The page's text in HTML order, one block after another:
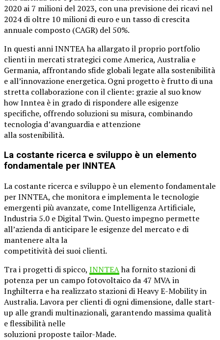
2020 ai 7 milioni del 2023, con una previsione dei ricavi nel
2024 di oltre 10 milioni di euro e un tasso di crescita
annuale composto (CAGR) del 50%.
In questi anni INNTEA ha allargato il proprio portfolio
clienti in mercati strategici come America, Australia e
Germania, affrontando sfide globali legate alla sostenibilità
e all’innovazione energetica. Ogni progetto è frutto di una
stretta collaborazione con il cliente: grazie al suo know
how Inntea è in grado di rispondere alle esigenze
specifiche, offrendo soluzioni su misura, combinando
tecnologia d’avanguardia e attenzione
alla sostenibilità.
La costante ricerca e sviluppo è un elemento
fondamentale per INNTEA
La costante ricerca e sviluppo è un elemento fondamentale
per INNTEA, che monitora e implementa le tecnologie
emergenti più avanzate, come Intelligenza Artificiale,
Industria 5.0 e Digital Twin. Questo impegno permette
all’azienda di anticipare le esigenze del mercato e di
mantenere alta la
competitività dei suoi clienti.
Tra i progetti di spicco, INNTEAha fornito stazioni di
potenza per un campo fotovoltaico da 47 MVA in
Inghilterra e ha realizzato stazioni di Heavy E-Mobility in
Australia. Lavora per clienti di ogni dimensione, dalle start-
up alle grandi multinazionali, garantendo massima qualità
e flessibilità nelle
soluzioni proposte tailor-Made.